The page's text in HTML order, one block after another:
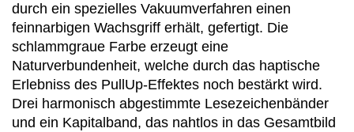
durch ein spezielles Vakuumverfahren einen
feinnarbigen Wachsgriff erhält, gefertigt. Die
schlammgraue Farbe erzeugt eine
Naturverbundenheit, welche durch das haptische
Erlebniss des PullUp-Effektes noch bestärkt wird.
Drei harmonisch abgestimmte Lesezeichenbänder
und ein Kapitalband, das nahtlos in das Gesamtbild